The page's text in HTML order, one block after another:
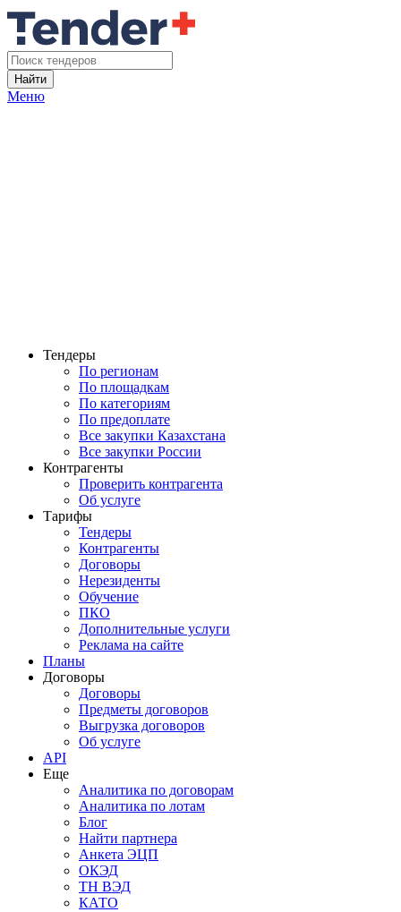
Найти
Меню
Тендеры
По регионам
По площадкам
По категориям
По предоплате
Все закупки Казахстана
Все закупки России
Контрагенты
Проверить контрагента
Об услуге
Тарифы
Тендеры
Контрагенты
Договоры
Нерезиденты
Обучение
ПКО
Дополнительные услуги
Реклама на сайте
Планы
Договоры
Договоры
Предметы договоров
Выгрузка договоров
Об услуге
API
Еще
Аналитика по договорам
Аналитика по лотам
Блог
Найти партнера
Анкета ЭЦП
ОКЭД
ТН ВЭД
КАТО